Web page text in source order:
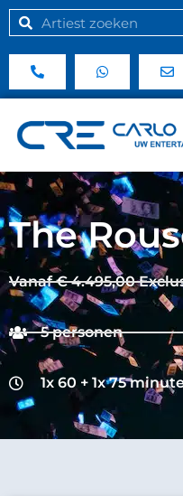
The
Vanaf € 4.495,00
5 personen
1x 60 + 1x 75